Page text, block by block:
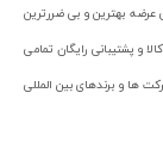
هدف اصلی عرضه بهترین و بی ضررترین
و پشتیبانی رایگان تمامی
و برندهای بین المللی